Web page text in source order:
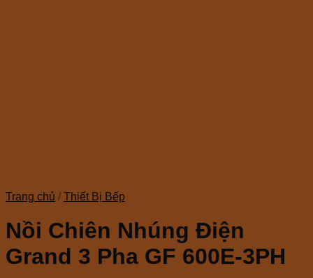
Trang chủ / Thiết Bị Bếp
Nồi Chiên Nhúng Điện
Grand 3 Pha GF 600E-3PH